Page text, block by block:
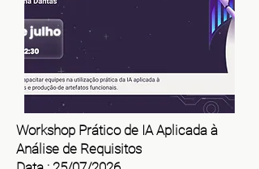
Workshop Prático de IA Aplicada à
Análise de Requisitos